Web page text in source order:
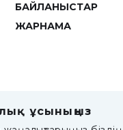
БАЙЛАНЫСТАР
ЖАРНАМА
ұсыныңыз